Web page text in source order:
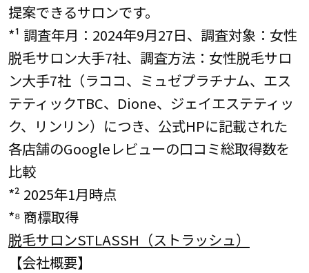
提案できるサロンです。
*¹ 調査年月：2024年9月27日、調査対象：女性
脱毛サロン大手7社、調査方法：女性脱毛サロ
ン大手7社（ラココ、ミュゼプラチナム、エス
テティックTBC、Dione、ジェイエステティッ
ク、リンリン）につき、公式HPに記載された
各店舗のGoogleレビューの口コミ総取得数を
比較
*² 2025年1月時点
*⁸ 商標取得
脱毛サロンSTLASSH（ストラッシュ）
【会社概要】